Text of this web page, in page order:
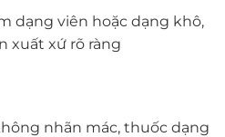
dạng viên hoặc dạng khô,
xuất xứ rõ ràng
nhãn mác, thuốc dạng